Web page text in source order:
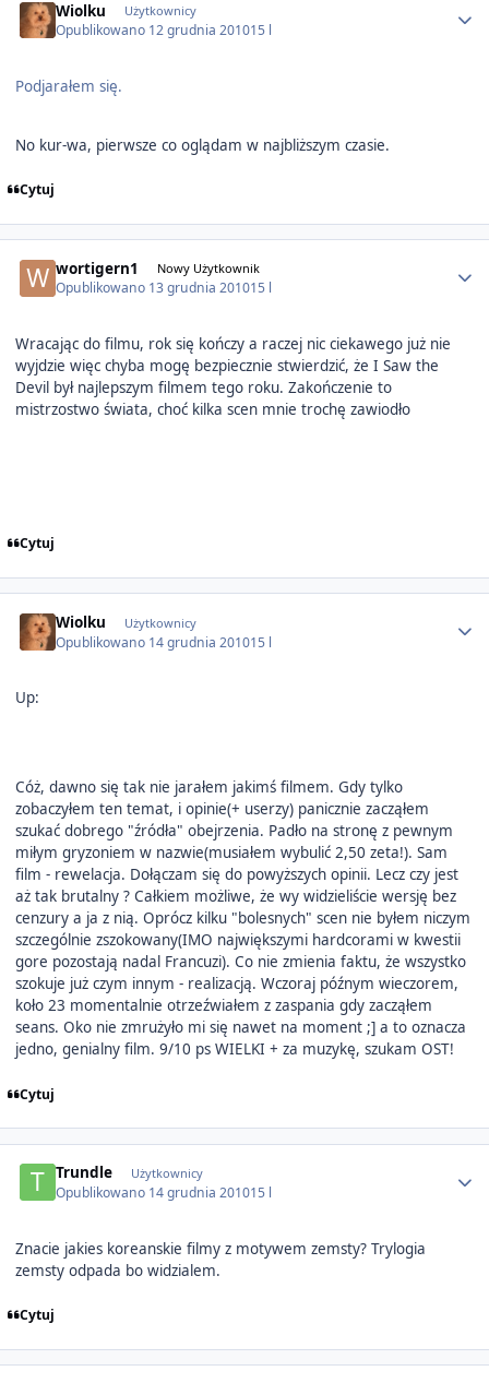
Wiolku Użytkownicy
Opublikowano 12 grudnia 201015 l
Podjarałem się.
No kur-wa, pierwsze co oglądam w najbliższym czasie.
Cytuj
wortigern1 Nowy Użytkownik
Opublikowano 13 grudnia 201015 l
Wracając do filmu, rok się kończy a raczej nic ciekawego już nie
wyjdzie więc chyba mogę bezpiecznie stwierdzić, że I Saw the
Devil był najlepszym filmem tego roku. Zakończenie to
mistrzostwo świata, choć kilka scen mnie trochę zawiodło
Cytuj
Wiolku Użytkownicy
Opublikowano 14 grudnia 201015 l
Up:
Cóż, dawno się tak nie jarałem jakimś filmem. Gdy tylko
zobaczyłem ten temat, i opinie(+ userzy) panicznie zacząłem
szukać dobrego "źródła" obejrzenia. Padło na stronę z pewnym
miłym gryzoniem w nazwie(musiałem wybulić 2,50 zeta!). Sam
film - rewelacja. Dołączam się do powyższych opinii. Lecz czy jest
aż tak brutalny ? Całkiem możliwe, że wy widzieliście wersję bez
cenzury a ja z nią. Oprócz kilku "bolesnych" scen nie byłem niczym
szczególnie zszokowany(IMO największymi hardcorami w kwestii
gore pozostają nadal Francuzi). Co nie zmienia faktu, że wszystko
szokuje już czym innym - realizacją. Wczoraj późnym wieczorem,
koło 23 momentalnie otrzeźwiałem z zaspania gdy zacząłem
seans. Oko nie zmrużyło mi się nawet na moment ;] a to oznacza
jedno, genialny film. 9/10 ps WIELKI + za muzykę, szukam OST!
Cytuj
Trundle Użytkownicy
Opublikowano 14 grudnia 201015 l
Znacie jakies koreanskie filmy z motywem zemsty? Trylogia
zemsty odpada bo widzialem.
Cytuj